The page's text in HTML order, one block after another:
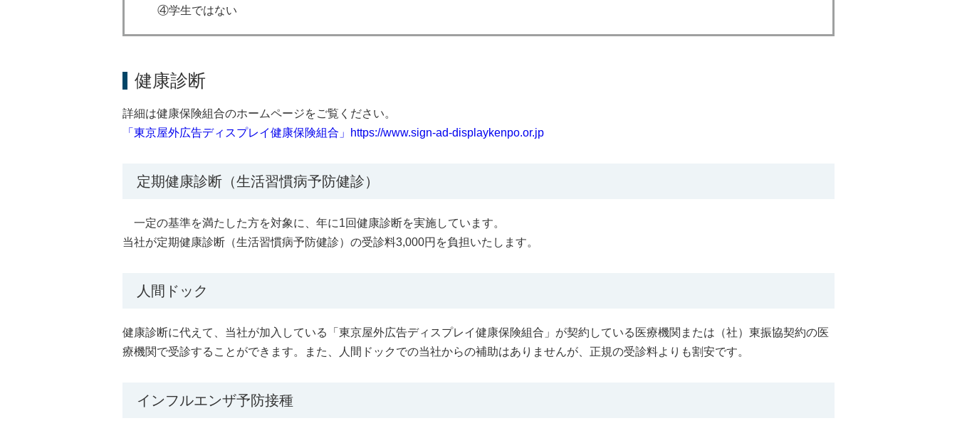
④学生ではない
健康診断
詳細は健康保険組合のホームページをご覧ください。
「東京屋外広告ディスプレイ健康保険組合」https://www.sign-ad-displaykenpo.or.jp
定期健康診断（生活習慣病予防健診）
一定の基準を満たした方を対象に、年に1回健康診断を実施しています。
当社が定期健康診断（生活習慣病予防健診）の受診料3,000円を負担いたします。
人間ドック
健康診断に代えて、当社が加入している「東京屋外広告ディスプレイ健康保険組合」が契約している医療機関または（社）東振協契約の医
療機関で受診することができます。また、人間ドックでの当社からの補助はありませんが、正規の受診料よりも割安です。
インフルエンザ予防接種